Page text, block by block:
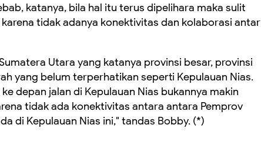
katanya, bila hal itu terus dipelihara maka sulit
tidak adanya konektivitas dan kolaborasi antar
Utara yang katanya provinsi besar, provinsi
yang belum terperhatikan seperti Kepulauan Nias.
depan jalan di Kepulauan Nias bukannya makin
tidak ada konektivitas antara antara Pemprov
di Kepulauan Nias ini," tandas Bobby. (*)